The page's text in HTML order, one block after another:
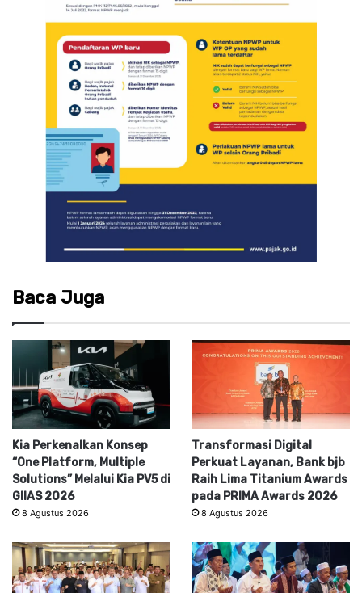
Baca Juga
Kia Perkenalkan Konsep
“One Platform, Multiple
Solutions” Melalui Kia PV5 di
GIIAS 2026
8 Agustus 2026
Transformasi Digital
Perkuat Layanan, Bank bjb
Raih Lima Titanium Awards
pada PRIMA Awards 2026
8 Agustus 2026